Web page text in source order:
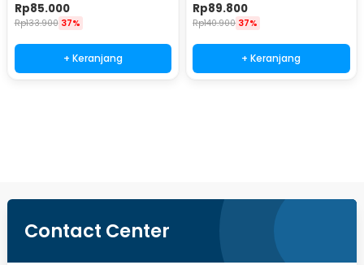
Rp85.000
Rp133.900 37%
+ Keranjang
Rp89.800
Rp140.900 37%
+ Keranjang
Contact Center